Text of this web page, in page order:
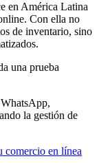
en América Latina
Con ella no
de inventario, sino
una prueba
la gestión de
comercio en línea